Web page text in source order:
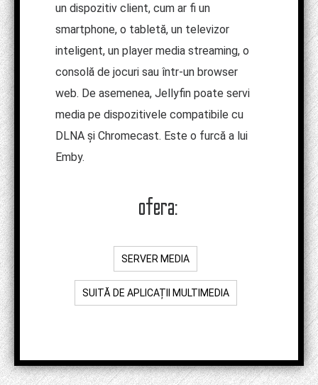
un dispozitiv client, cum ar fi un
smartphone, o tabletă, un televizor
inteligent, un player media streaming, o
consolă de jocuri sau într-un browser
web. De asemenea, Jellyfin poate servi
media pe dispozitivele compatibile cu
DLNA și Chromecast. Este o furcă a lui
Emby.
ofera:
SERVER MEDIA
SUITĂ DE APLICAȚII MULTIMEDIA